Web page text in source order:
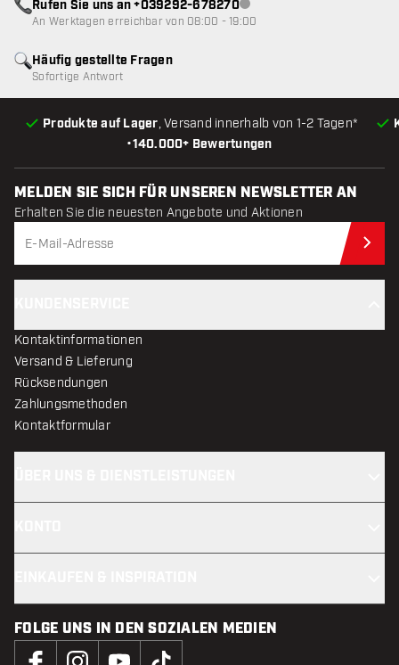
•140.000+ Bewertungen
Produkte auf Lager, Versand innerhalb von 1-2 Tagen*
Häufig gestellte Fragen
Sofortige Antwort
Rufen Sie uns an +039292-678270Kundenservice nicht
An Werktagen erreichbar von 08:00 - 19:00
MELDEN SIE SICH FÜR UNSEREN NEWSLETTER AN
Erhalten Sie die neuesten Angebote und Aktionen
Kontaktinformationen
Versand & Lieferung
Rücksendungen
Zahlungsmethoden
Kontaktformular
FOLGE UNS IN DEN SOZIALEN MEDIEN